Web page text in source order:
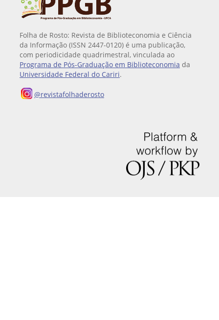
Folha de Rosto: Revista de Biblioteconomia e Ciência
da Informação (ISSN 2447-0120) é uma publicação,
com periodicidade quadrimestral, vinculada ao
Programa de Pós-Graduação em Biblioteconomia da
Universidade Federal do Cariri.
@revistafolhaderosto